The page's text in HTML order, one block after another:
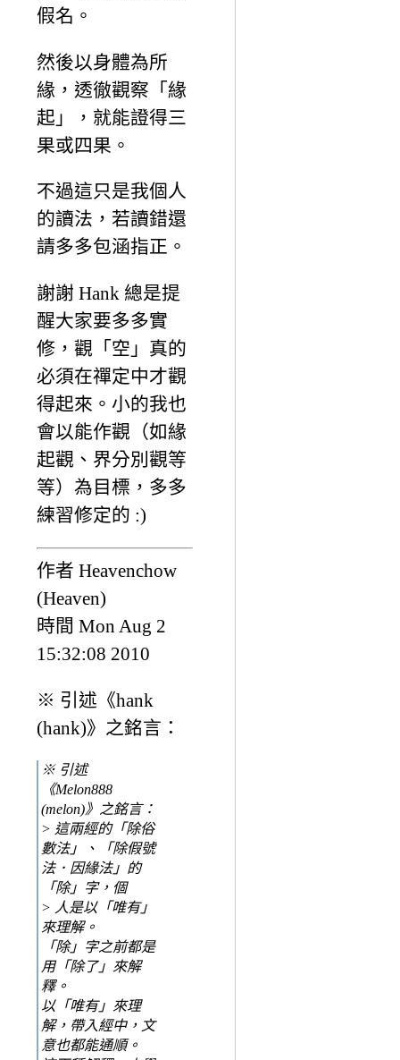
假名。
然後以身體為所
緣，透徹觀察「緣
起」，就能證得三
果或四果。
不過這只是我個人
的讀法，若讀錯還
請多多包涵指正。
謝謝 Hank 總是提
醒大家要多多實
修，觀「空」真的
必須在禪定中才觀
得起來。小的我也
會以能作觀（如緣
起觀、界分別觀等
等）為目標，多多
練習修定的 :)
作者 Heavenchow
(Heaven)
時間 Mon Aug 2
15:32:08 2010
※ 引述《hank
(hank)》之銘言：
※ 引述
《Melon888
(melon)》之銘言：
> 這兩經的「除俗
數法」、「除假號
法．因緣法」的
「除」字，個
> 人是以「唯有」
來理解。
「除」字之前都是
用「除了」來解
釋。
以「唯有」來理
解，帶入經中，文
意也都能通順。